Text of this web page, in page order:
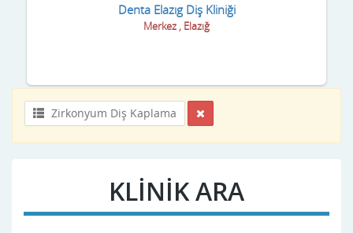
Denta Elazıg Diş Kliniği
Merkez , Elazığ
Zirkonyum Diş Kaplama
KLİNİK ARA